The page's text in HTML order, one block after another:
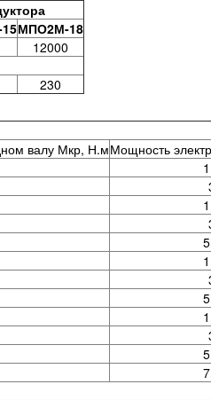
МПО2М-18
12000
230
валу Мкр, Н.мМощность